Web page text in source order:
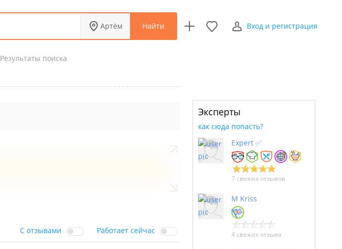
Артём Найти Вход и регистрация
Результаты поиска
С отзывами Работает сейчас
Эксперты
как сюда попасть?
Expert ✅
7 свежих отзывов
M Kriss
4 свежих отзыва